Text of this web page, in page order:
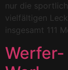
nur die
vielfältigen
insgesamt 111